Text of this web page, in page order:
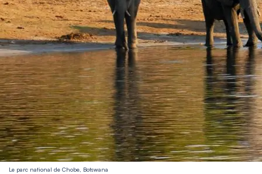
Le parc national de Chobe, Botswana